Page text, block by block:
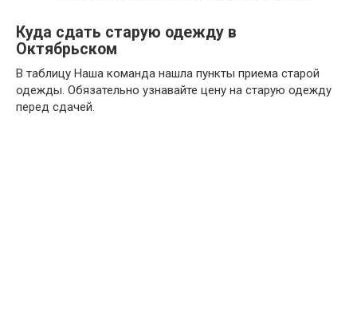
Куда сдать старую одежду в
Октябрьском
В таблицу Наша команда нашла пункты приема старой
одежды. Обязательно узнавайте цену на старую одежду
перед сдачей.